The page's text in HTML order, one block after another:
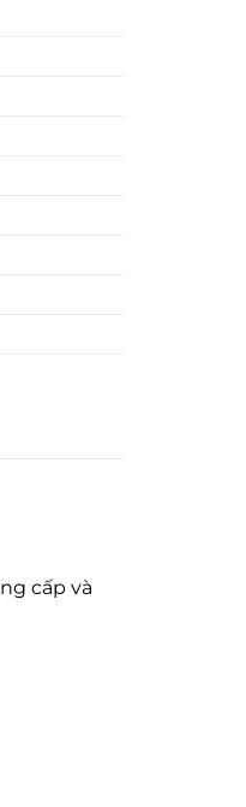
cấp và